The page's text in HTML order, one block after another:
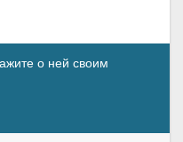
о ней своим